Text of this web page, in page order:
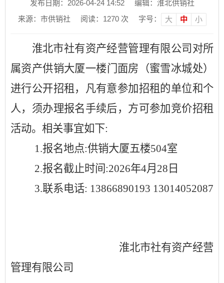
发布日期：2026-04-24 14:52
编辑：淮北供销社
来源：市供销社
阅读： 1270次 字号： 大 中 小
淮北市社有资产经营管理有限公司对所
属资产供销大厦一楼门面房（蜜雪冰城处）
进行公开招租，凡有意参加招租的单位和个
人，须办理报名手续后，方可参加竞价招租
活动。 相关事宜如下:
1.报名地点:供销大厦五楼504室
2.报名截止时间:2026年4月28日
3.联系电话: 13866890193 13014052087
淮北市社有资产经营
管理有限公司